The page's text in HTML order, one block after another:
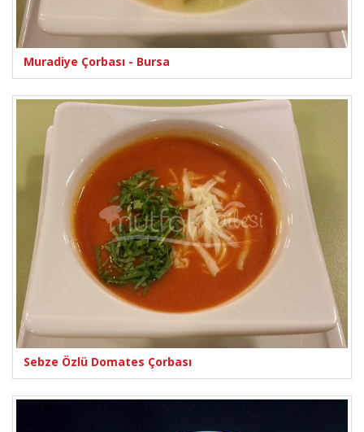
Muradiye Çorbası - Bursa
Sebze Özlü Domates Çorbası